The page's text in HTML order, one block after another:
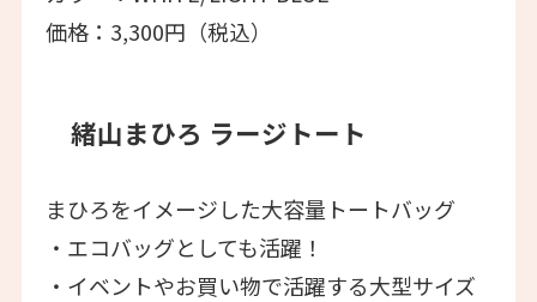
価格：3,300円（税込）
緒山まひろ ラージトート
まひろをイメージした大容量トートバッグ
・エコバッグとしても活躍！
・イベントやお買い物で活躍する大型サイズ